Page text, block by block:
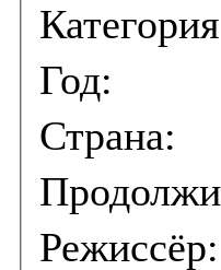
Категория
Год:
Страна:
Режиссёр: